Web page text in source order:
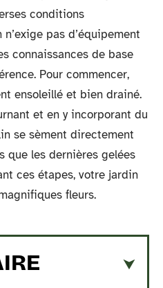
conditions
pas d’équipement
connaissances de base
Pour commencer,
ensoleillé et bien drainé.
et en y incorporant du
se sèment directement
que les dernières gelées
ces étapes, votre jardin
fleurs.